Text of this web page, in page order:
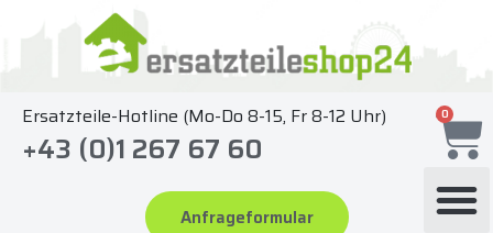
springen
Ersatzteile-Hotline (Mo-Do 8-15, Fr 8-12 Uhr)
+43 (0)1 267 67 60
Anfrageformular
0